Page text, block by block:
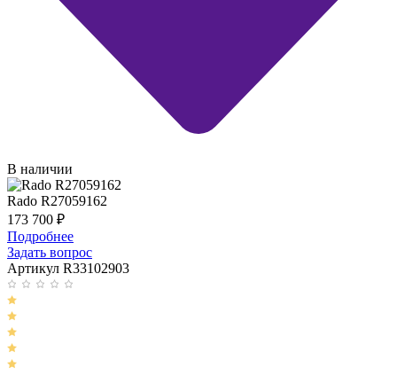
В наличии
Rado R27059162
173 700 ₽
Подробнее
Задать вопрос
Артикул R33102903